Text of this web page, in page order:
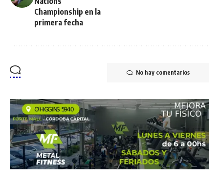
Championship en la
primera fecha
No hay comentarios